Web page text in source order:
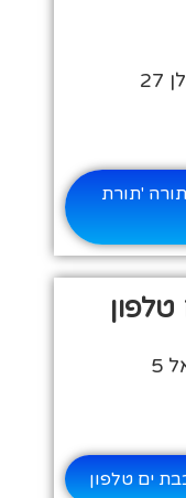
'תורת
5
ים טלפון